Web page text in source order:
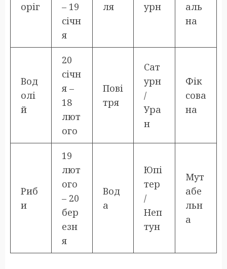
оріг
– 19
січн
я
ля
урн
аль
на
Вод
олі
й
20
січн
я –
18
лют
ого
Пові
тря
Сат
урн
/
Ура
н
Фік
сова
на
Риб
и
19
лют
ого
– 20
бер
езн
я
Вод
а
Юпі
тер
/
Неп
тун
Мут
абе
льн
а